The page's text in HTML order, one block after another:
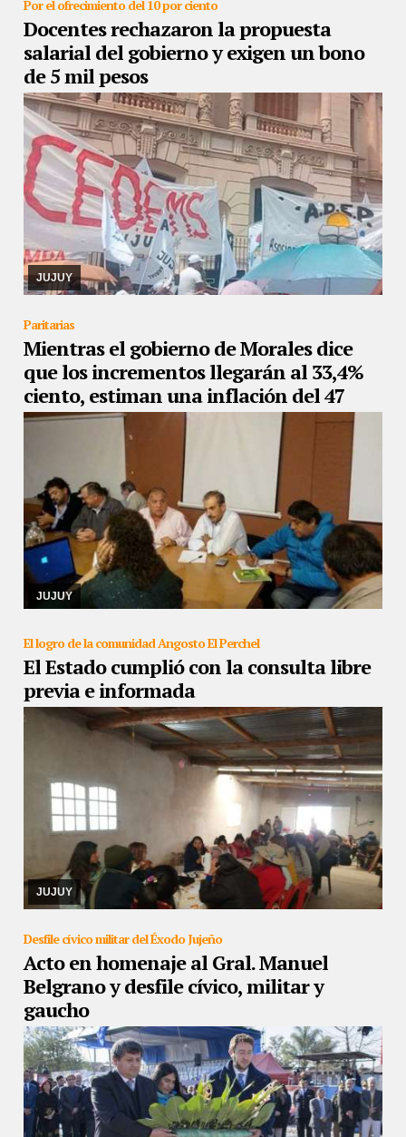
Por el ofrecimiento del 10 por ciento
Docentes rechazaron la propuesta
salarial del gobierno y exigen un bono
de 5 mil pesos
JUJUY
26/08/2019
Los gremios mayoritarios ADEP y CEDEMS
confirmaron que rechazarán la oferta del gobierno y mantienen el
pedido de un 20 por ciento de aumento
Paritarias
Mientras el gobierno de Morales dice
que los incrementos llegarán al 33,4%
ciento, estiman una inflación del 47
JUJUY
26/08/2019 De no cambiar la oferta, los salarios quedarían unos
13,6 puntos porcentuales por debajo de la inflación
El logro de la comunidad Angosto El Perchel
El Estado cumplió con la consulta libre
previa e informada
JUJUY
24/08/2019 El conflicto se inicio en marzo y dias atrás llegaron a
un acuerdo para la instalación de la fibra óptica que atraviesa la
comunidad indígena. el log ...
Desfile cívico militar del Éxodo Jujeño
Acto en homenaje al Gral. Manuel
Belgrano y desfile cívico, militar y
gaucho